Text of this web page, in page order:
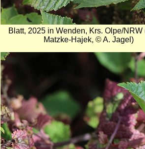
Blatt, 2025 in Wenden, Krs. Olpe/NRW
Matzke-Hajek, © A. Jagel)
Bild